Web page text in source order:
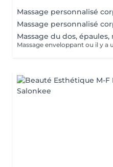
Massage personnalisé
Massage personnalisé
Massage du dos, épaules,